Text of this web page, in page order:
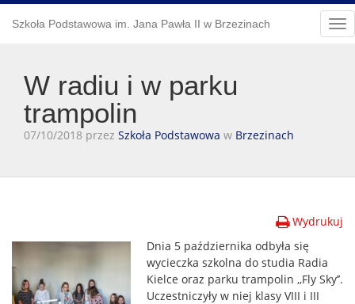
Szkoła Podstawowa im. Jana Pawła II w Brzezinach
W radiu i w parku
trampolin
07/10/2018 przez Szkoła Podstawowa w Brzezinach
Wydrukuj
Dnia 5 października odbyła się
wycieczka szkolna do studia Radia
Kielce oraz parku trampolin ,,Fly Sky’’.
Uczestniczyły w niej klasy VIII i III